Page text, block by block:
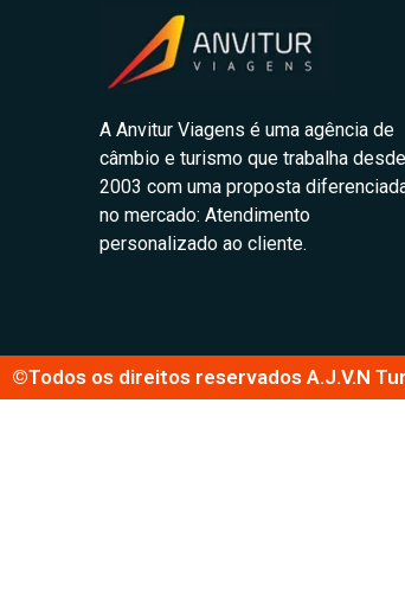
A Anvitur Viagens é uma agência de
câmbio e turismo que trabalha desde
2003 com uma proposta
no mercado: Atendimento
personalizado ao cliente.
©Todos os direitos reservados A.J.V.N